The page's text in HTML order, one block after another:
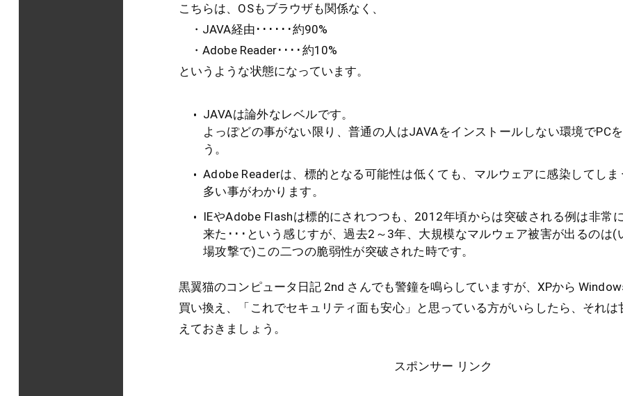
こちらは、OSもブラウザも関係なく、
・JAVA経由･･････約90%
・Adobe Reader････約10%
というような状態になっています。
JAVAは論外なレベルです。
よっぽどの事がない限り、普通の人はJAVAをインストールしない環境でPC
う。
Adobe Readerは、標的となる可能性は低くても、マルウェアに感染してし
多い事がわかります。
IEやAdobe Flashは標的にされつつも、2012年頃からは突破される例は非常
来た･･･という感じすが、過去2～3年、大規模なマルウェア被害が出るのは(
場攻撃で)この二つの脆弱性が突破された時です。
黒翼猫のコンピュータ日記 2nd さんでも警鐘を鳴らしていますが、XPから
買い換え、「これでセキュリティ面も安心」と思っている方がいらしたら、それは
えておきましょう。
スポンサー リンク